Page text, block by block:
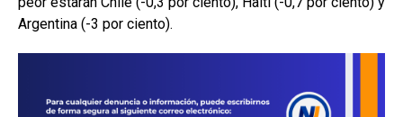
Argentina (-3 por ciento).